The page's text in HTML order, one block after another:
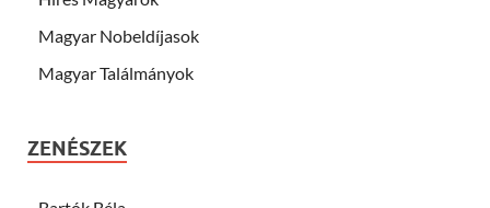
Magyar Nobeldíjasok
Magyar Találmányok
ZENÉSZEK